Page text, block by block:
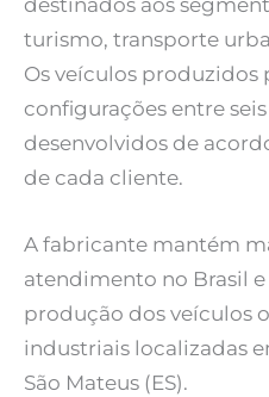
turismo, transporte
Os veículos produzidos
configurações entre
desenvolvidos de
de cada cliente.
A fabricante mantém
atendimento no Brasil
produção dos veículos
industriais localizadas
São Mateus (ES).